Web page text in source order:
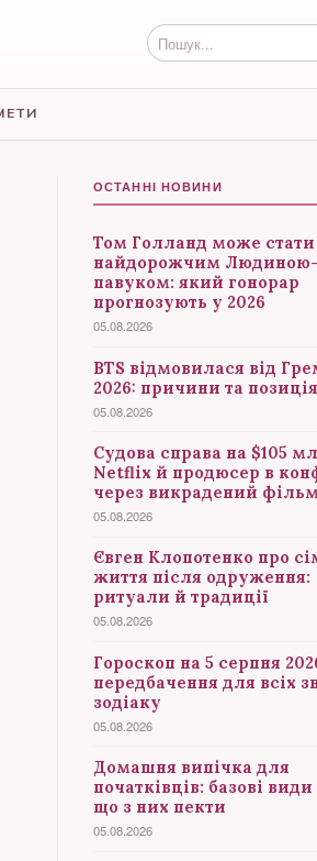
ОСТАННІ НОВИНИ
Том Голланд може стати
найдорожчим Людиною-
павуком: який гонорар
прогнозують у 2026
05.08.2026
BTS відмовилася від
2026: причини та
05.08.2026
Судова справа на $105
Netflix й продюсер в
через викрадений фільм
05.08.2026
Євген Клопотенко про
життя після одруження:
ритуали й традиції
05.08.2026
Гороскоп на 5 серпня
передбачення для всіх
зодіаку
05.08.2026
Домашня випічка для
початківців: базові види
що з них пекти
05.08.2026